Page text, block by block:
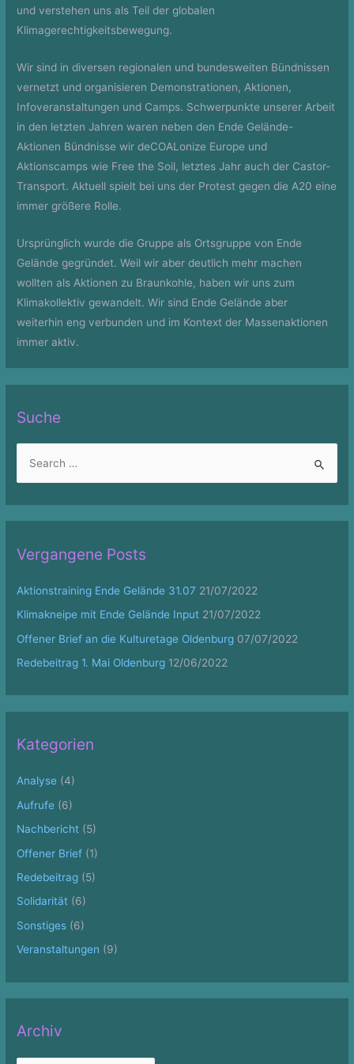
und verstehen uns als Teil der globalen
Klimagerechtigkeitsbewegung.
Wir sind in diversen regionalen und bundesweiten Bündnissen
vernetzt und organisieren Demonstrationen, Aktionen,
Infoveranstaltungen und Camps. Schwerpunkte unserer Arbeit
in den letzten Jahren waren neben den Ende Gelände-
Aktionen Bündnisse wir deCOALonize Europe und
Aktionscamps wie Free the Soil, letztes Jahr auch der Castor-
Transport. Aktuell spielt bei uns der Protest gegen die A20 eine
immer größere Rolle.
Ursprünglich wurde die Gruppe als Ortsgruppe von Ende
Gelände gegründet. Weil wir aber deutlich mehr machen
wollten als Aktionen zu Braunkohle, haben wir uns zum
Klimakollektiv gewandelt. Wir sind Ende Gelände aber
weiterhin eng verbunden und im Kontext der Massenaktionen
immer aktiv.
Suche
h
:
Vergangene Posts
Aktionstraining Ende Gelände 31.07 21/07/2022
Klimakneipe mit Ende Gelände Input 21/07/2022
Offener Brief an die Kulturetage Oldenburg 07/07/2022
Redebeitrag 1. Mai Oldenburg 12/06/2022
Kategorien
Analyse (4)
Aufrufe (6)
Nachbericht (5)
Offener Brief (1)
Redebeitrag (5)
Solidarität (6)
Sonstiges (6)
Veranstaltungen (9)
Archiv